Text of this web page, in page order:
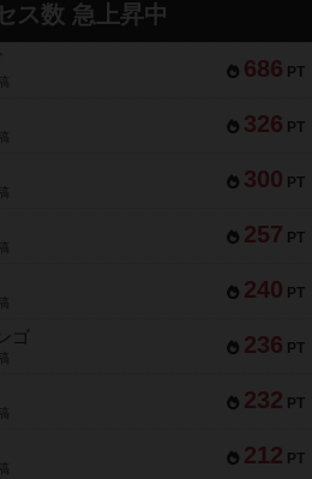
ス数 急上昇中
686 PT
326 PT
300 PT
257 PT
240 PT
236 PT
ゴ
232 PT
212 PT